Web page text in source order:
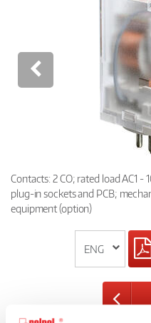
Contacts: 2 CO; rated load AC1 -
plug-in sockets and PCB;
equipment (option)